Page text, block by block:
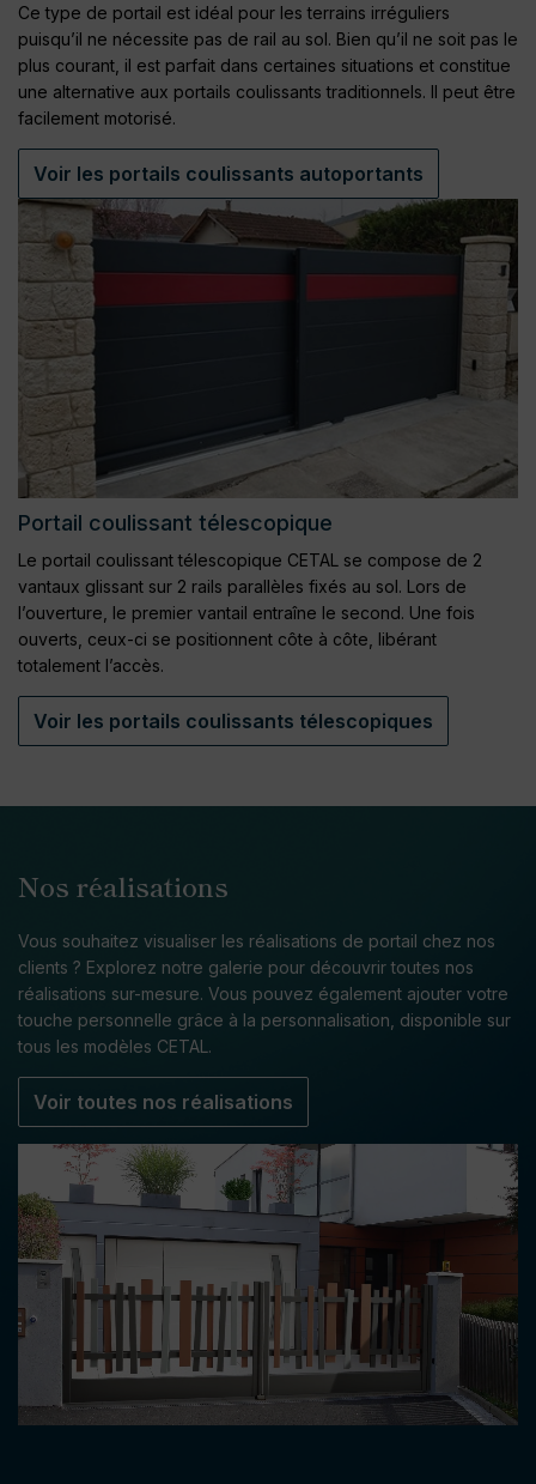
Ce type de portail est idéal pour les terrains irréguliers
puisqu’il ne nécessite pas de rail au sol. Bien qu’il ne soit pas le
plus courant, il est parfait dans certaines situations et constitue
une alternative aux portails coulissants traditionnels. Il peut être
facilement motorisé.
Voir les portails coulissants autoportants
Portail coulissant télescopique
Le portail coulissant télescopique CETAL se compose de 2
vantaux glissant sur 2 rails parallèles fixés au sol. Lors de
l’ouverture, le premier vantail entraîne le second. Une fois
ouverts, ceux-ci se positionnent côte à côte, libérant
totalement l’accès.
Voir les portails coulissants télescopiques
Nos réalisations
Vous souhaitez visualiser les réalisations de portail chez nos
clients ? Explorez notre galerie pour découvrir toutes nos
réalisations sur-mesure. Vous pouvez également ajouter votre
touche personnelle grâce à la personnalisation, disponible sur
tous les modèles CETAL.
Voir toutes nos réalisations